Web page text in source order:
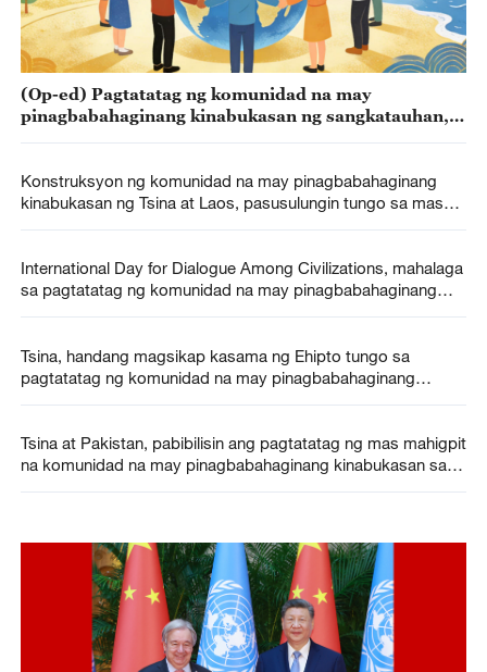
(Op-ed) Pagtatatag ng komunidad na may
pinagbabahaginang kinabukasan ng sangkatauhan,
Konstruksyon ng komunidad na may pinagbabahaginang
kinabukasan ng Tsina at Laos, pasusulungin tungo sa mas
International Day for Dialogue Among Civilizations, mahalaga
sa pagtatatag ng komunidad na may pinagbabahaginang
Tsina, handang magsikap kasama ng Ehipto tungo sa
pagtatatag ng komunidad na may pinagbabahaginang
Tsina at Pakistan, pabibilisin ang pagtatatag ng mas mahigpit
na komunidad na may pinagbabahaginang kinabukasan sa